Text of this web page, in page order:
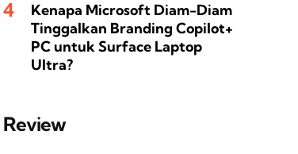
Kenapa Microsoft Diam-Diam
Tinggalkan Branding Copilot+
PC untuk Surface Laptop
Ultra?
Review